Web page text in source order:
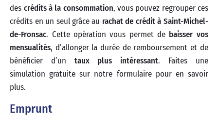
des crédits à la consommation, vous pouvez regrouper ces
crédits en un seul grâce au rachat de crédit à Saint-Michel-
de-Fronsac. Cette opération vous permet de baisser vos
mensualités, d’allonger la durée de remboursement et de
bénéficier d’un taux plus intéressant. Faites une
simulation gratuite sur notre formulaire pour en savoir
plus.
Emprunt